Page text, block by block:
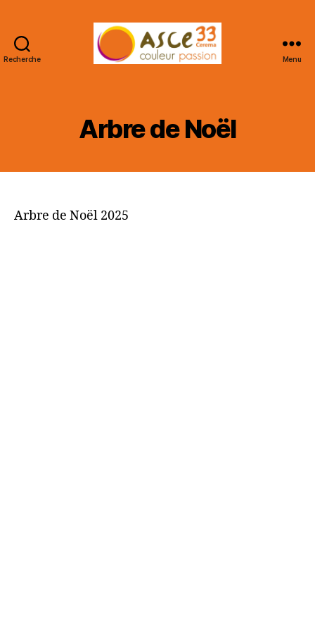
Recherche Menu
Arbre de Noël
Arbre de Noël 2025